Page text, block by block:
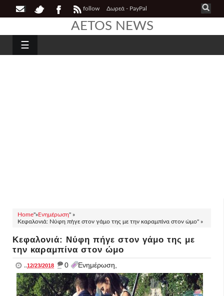
follow Δωρεά - PayPal
AETOS NEWS
☰
Home"»Ενημέρωση" »
Κεφαλονιά: Νύφη πήγε στον γάμο της με την καραμπίνα στον ώμο" »
Κεφαλονιά: Νύφη πήγε στον γάμο της με
την καραμπίνα στον ώμο
..12/23/2018 _ 0 Ενημέρωση,